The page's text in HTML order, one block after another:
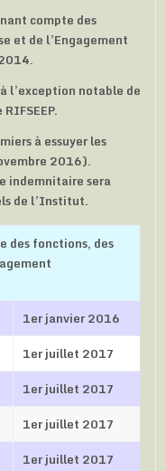
compte des
et de l’Engagement
l’exception notable de
à essuyer les
2016).
indemnitaire sera
de l’Institut.
des fonctions, des
1er janvier 2016
1er juillet 2017
1er juillet 2017
1er juillet 2017
1er juillet 2017